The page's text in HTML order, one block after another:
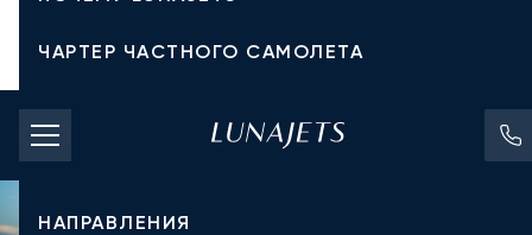
ЧАРТЕР ЧАСТНОГО САМОЛЕТА
СТОИМОСТЬ ЧАРТЕРА
ЧАСТНЫЕ САМОЛЕТЫ
НАПРАВЛЕНИЯ